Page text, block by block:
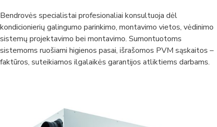
Bendrovės specialistai profesionaliai konsultuoja dėl
kondicionierių galingumo parinkimo, montavimo vietos, vėdinimo
sistemų projektavimo bei montavimo. Sumontuotoms
sistemoms ruošiami higienos pasai, išrašomos PVM sąskaitos –
faktūros, suteikiamos ilgalaikės garantijos atliktiems darbams.